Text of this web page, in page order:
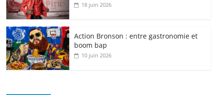
18 juin 2026
Action Bronson : entre gastronomie et
boom bap
10 juin 2026